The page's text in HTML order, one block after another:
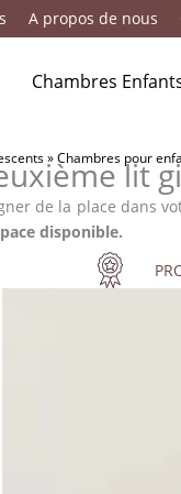
A propos de nous
Chambres
»Chambres pour
lit
de la place dans
disponible.